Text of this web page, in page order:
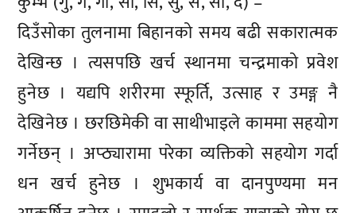
दिउँसोका तुलनामा बिहानको समय बढी सकारात्मक
देखिन्छ । त्यसपछि खर्च स्थानमा चन्द्रमाको प्रवेश
हुनेछ । यद्यपि शरीरमा स्फूर्ति, उत्साह र उमङ्ग नै
देखिनेछ । छरछिमेकी वा साथीभाइले काममा सहयोग
गर्नेछन् । अप्ठ्यारामा परेका व्यक्तिको सहयोग गर्दा
धन खर्च हुनेछ । शुभकार्य वा दानपुण्यमा मन